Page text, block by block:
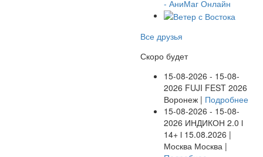
Все друзья
Скоро будет
15-08-2026 - 15-08-
2026 FUJI FEST 2026
Воронеж | Подробнее
15-08-2026 - 15-08-
2026 ИНДИКОН 2.0 ӏ
14+ ӏ 15.08.2026 |
Москва Москва |